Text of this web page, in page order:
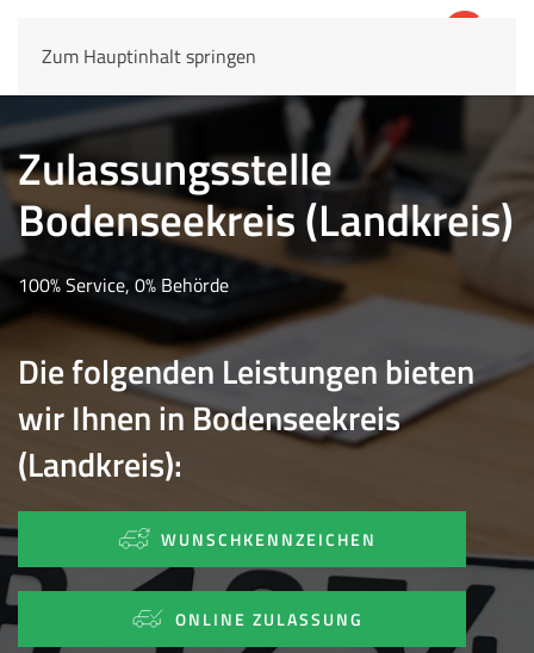
Zum Hauptinhalt springen
Zulassungsstelle
Bodenseekreis (Landkreis)
100% Service, 0% Behörde
Die folgenden Leistungen bieten
wir Ihnen in Bodenseekreis
(Landkreis):
WUNSCHKENNZEICHEN
ONLINE ZULASSUNG